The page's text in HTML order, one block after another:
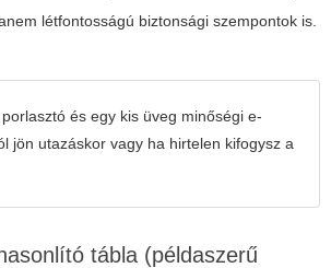
létfontosságú biztonsági szempontok is.
és egy kis üveg minőségi e-
jön utazáskor vagy ha hirtelen kifogysz a
tábla (példaszerű